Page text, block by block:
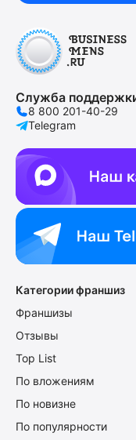
Служба
8 800 201-40-29
Telegram
Категории франшиз
Франшизы
Отзывы
Top List
По вложениям
По новизне
По популярности